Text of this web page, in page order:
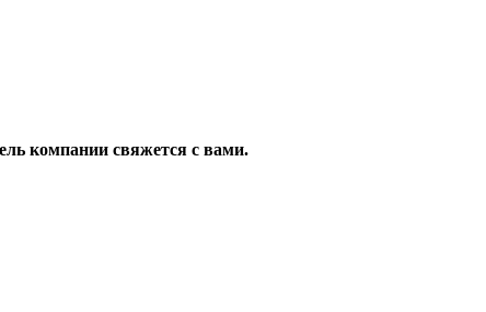
компании свяжется с вами.